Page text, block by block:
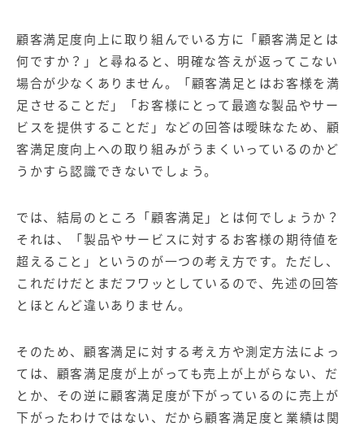
Web制作の製品
WEBプラス
顧客満足度向上に取り組んでいる方に「顧客満足とは
何ですか？」と尋ねると、明確な答えが返ってこない
場合が少なくありません。「顧客満足とはお客様を満
足させることだ」「お客様にとって最適な製品やサー
ビスを提供することだ」などの回答は曖昧なため、顧
客満足度向上への取り組みがうまくいっているのかど
うかすら認識できないでしょう。
では、結局のところ「顧客満足」とは何でしょうか？
それは、「製品やサービスに対するお客様の期待値を
超えること」というのが一つの考え方です。ただし、
これだけだとまだフワッとしているので、先述の回答
とほとんど違いありません。
そのため、顧客満足に対する考え方や測定方法によっ
ては、顧客満足度が上がっても売上が上がらない、だ
とか、その逆に顧客満足度が下がっているのに売上が
下がったわけではない、だから顧客満足度と業績は関